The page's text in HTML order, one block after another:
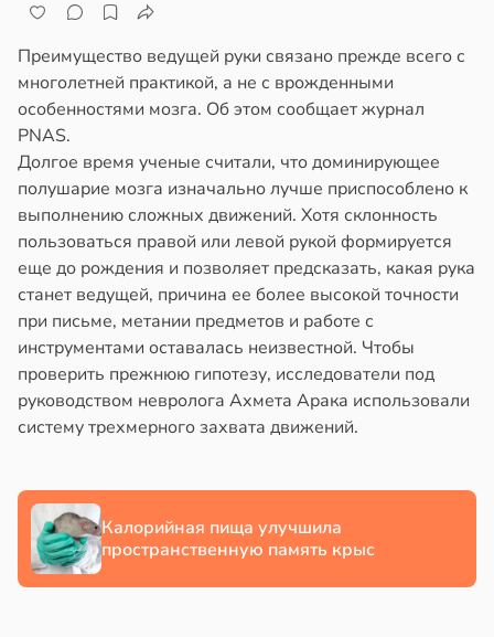
в21:42
Преимущество ведущей руки связано прежде всего с
многолетней практикой, а не с врожденными
особенностями мозга. Об этом сообщает журнал
PNAS.
Долгое время ученые считали, что доминирующее
полушарие мозга изначально лучше приспособлено к
выполнению сложных движений. Хотя склонность
пользоваться правой или левой рукой формируется
еще до рождения и позволяет предсказать, какая рука
станет ведущей, причина ее более высокой точности
при письме, метании предметов и работе с
инструментами оставалась неизвестной. Чтобы
проверить прежнюю гипотезу, исследователи под
руководством невролога Ахмета Арака использовали
систему трехмерного захвата движений.
Калорийная пища улучшила
пространственную память крыс
в16:23
19:20